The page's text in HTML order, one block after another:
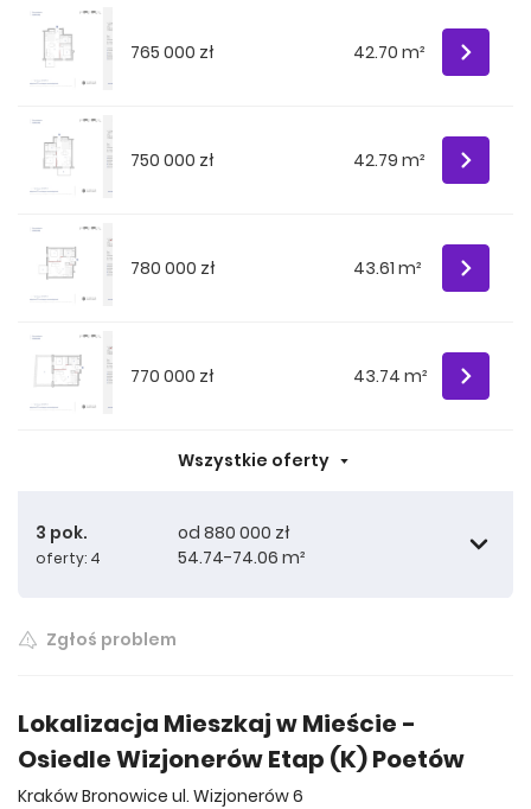
765 000 zł 42.70 m²
750 000 zł 42.79 m²
780 000 zł 43.61 m²
770 000 zł 43.74 m²
Wszystkie oferty
3 pok.
oferty: 4
od 880 000 zł
54.74-74.06 m²
945 000 zł
Zgłoś problem
Lokalizacja Mieszkaj w Mieście -
Osiedle Wizjonerów Etap (K) Poetów
Kraków Bronowice ul. Wizjonerów 6